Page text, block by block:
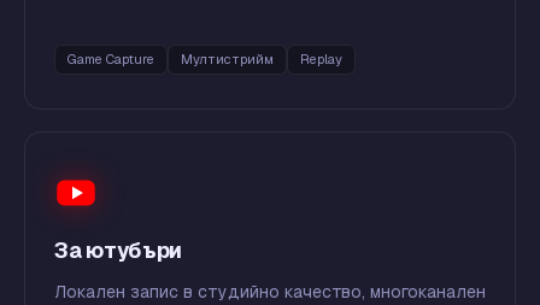
Game Capture Мултистрийм Replay
За ютубъри
Локален запис в студийно качество, многоканален